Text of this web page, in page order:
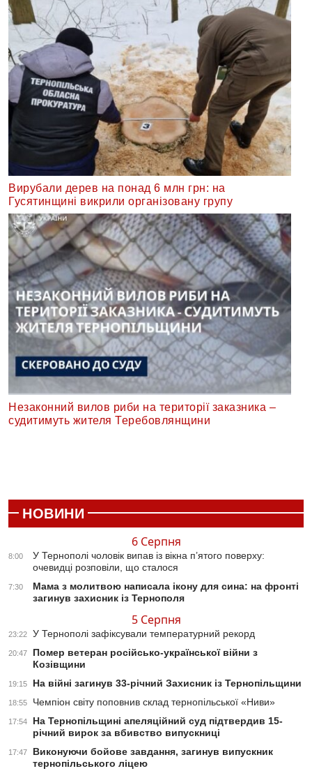
Вирубали дерев на понад 6 млн грн: на
Гусятинщині викрили організовану групу
Незаконний вилов риби на території заказника –
судитимуть жителя Теребовлянщини
НОВИНИ
6 Серпня
8:00
У Тернополі чоловік випав із вікна п’ятого поверху:
очевидці розповіли, що сталося
7:30
Мама з молитвою написала ікону для сина: на фронті
загинув захисник із Тернополя
5 Серпня
23:22 У Тернополі зафіксували температурний рекорд
20:47
Помер ветеран російсько-української війни з
Козівщини
19:15 На війні загинув 33-річний Захисник із Тернопільщини
18:55 Чемпіон світу поповнив склад тернопільської «Ниви»
17:54
На Тернопільщині апеляційний суд підтвердив 15-
річний вирок за вбивство випускниці
17:47
Виконуючи бойове завдання, загинув випускник
тернопільського ліцею